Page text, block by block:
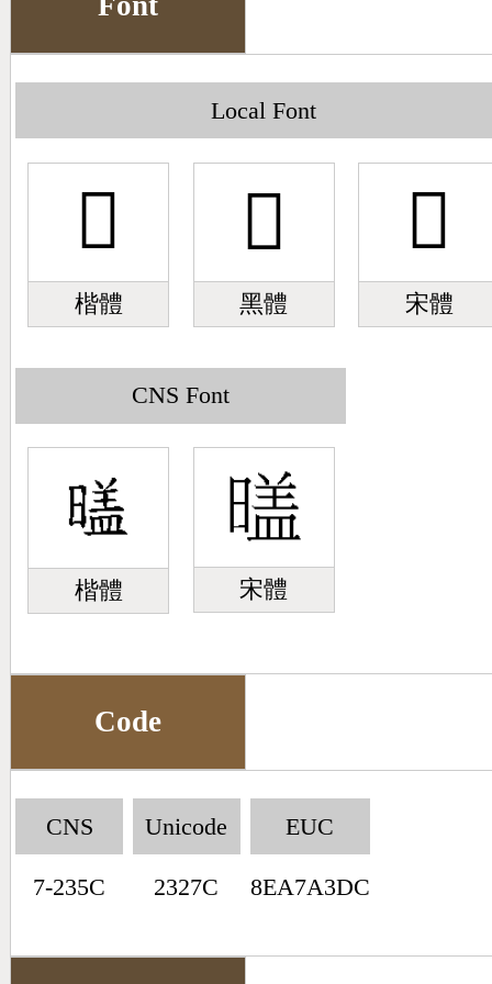
Local Font
𣉼
楷體
𣉼
黑體
𣉼
宋體
CNS Font
楷體 宋體
Code
CNS
7-235C
Unicode
2327C
EUC
8EA7A3DC